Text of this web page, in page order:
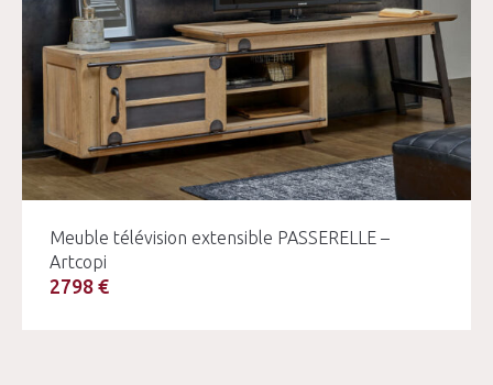
Meuble télévision extensible PASSERELLE –
Artcopi
2798 €